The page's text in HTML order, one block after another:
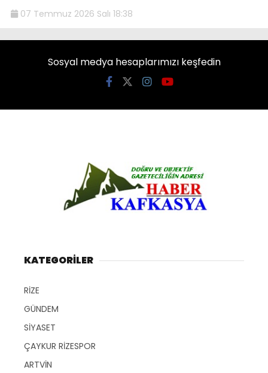
07 Temmuz 2026 Salı 18:38
Sosyal medya hesaplarımızı keşfedin
KATEGORİLER
RİZE
GÜNDEM
SİYASET
ÇAYKUR RİZESPOR
ARTVİN